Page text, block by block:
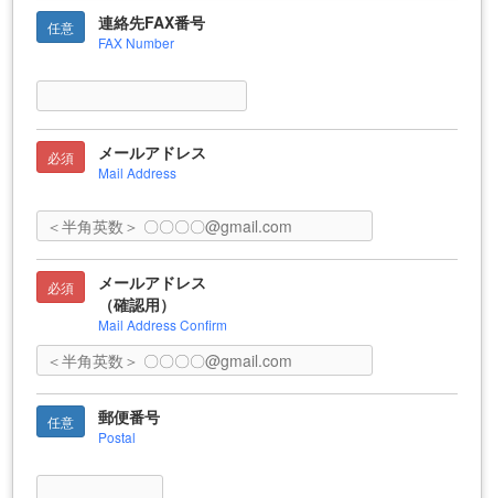
任意 連絡先FAX番号
FAX Number
必須 メールアドレス
Mail Address
必須
メールアドレス
（確認用）
Mail Address Confirm
任意 郵便番号
Postal